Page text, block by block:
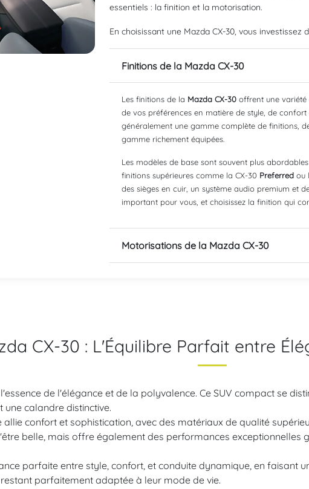
essentiels : la finition et la motorisation.
En choisissant une Mazda CX-30, vous
Finitions de la Mazda CX-30
Les finitions de la Mazda CX-30 offrent une
de vos préférences en matière de style, de
généralement une gamme complète de finitions,
gamme richement équipées.
Les modèles de base sont souvent plus
finitions supérieures comme la CX-30 Preferredou
des sièges en cuir, un système audio premium et
important pour vous, et choisissez la finition qui
Motorisations de la Mazda CX-30
CX-30 : L'Équilibre Parfait entre
de l'élégance et de la polyvalence. Ce SUV compact se
calandre distinctive.
allie confort et sophistication, avec des matériaux de qualité
belle, mais offre également des performances exceptionnelles
parfaite entre style, confort, et conduite dynamique, en faisant
parfaitement adaptée à leur mode de vie.